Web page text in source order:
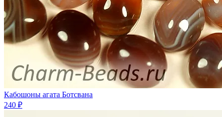
Кабошоны агата Ботсвана
240 ₽